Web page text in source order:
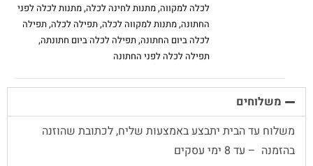
לכלה למקווה,מתנות לחינה לכלה,מתנות לכלה לפני
החתונה,מתנות למקווה לכלה,תפילה לכלה,תפילה
לכלה ביום החתונה,תפילה לכלה ביום חתונתה,
תפילה לכלה לפני החתונה
משלוחים
משלוח עד הבית יתבצע באמצעות שליח, לכתובת שהוזנה
בהזמנה – עד 8 ימי עסקים